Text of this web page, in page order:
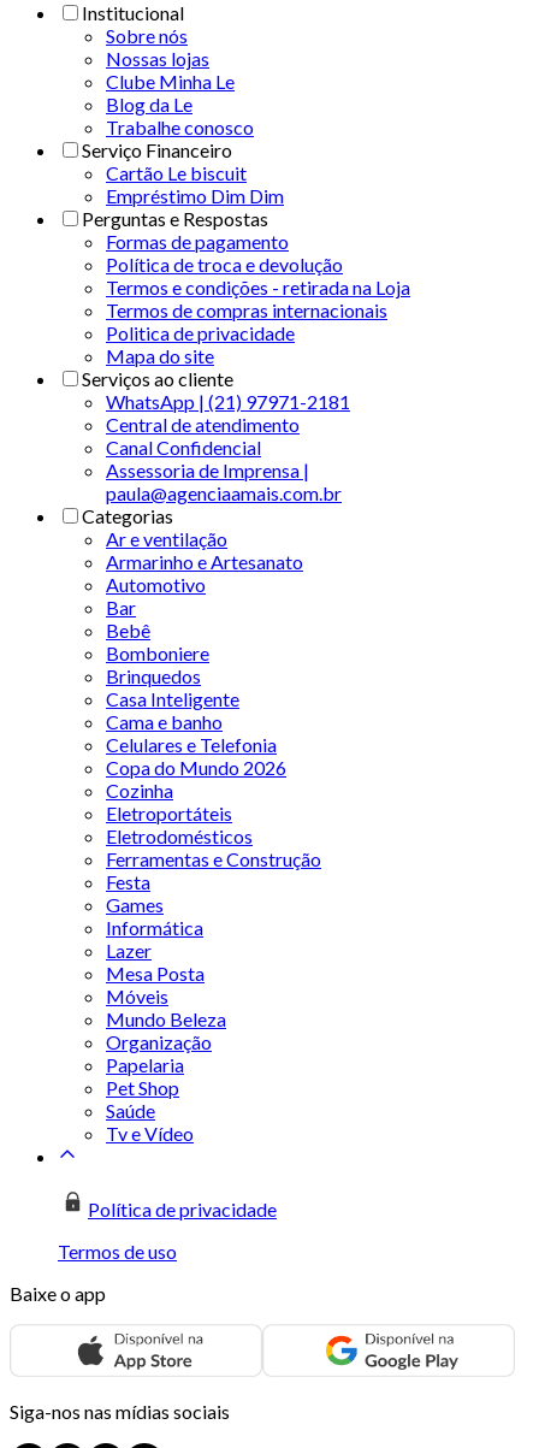
Institucional
Sobre nós
Nossas lojas
Clube Minha Le
Blog da Le
Trabalhe conosco
Serviço Financeiro
Cartão Le biscuit
Empréstimo Dim Dim
Perguntas e Respostas
Formas de pagamento
Política de troca e devolução
Termos e condições - retirada na Loja
Termos de compras internacionais
Politica de privacidade
Mapa do site
Serviços ao cliente
WhatsApp | (21) 97971-2181
Central de atendimento
Canal Confidencial
Assessoria de Imprensa |
paula@agenciaamais.com.br
Categorias
Ar e ventilação
Armarinho e Artesanato
Automotivo
Bar
Bebê
Bomboniere
Brinquedos
Casa Inteligente
Cama e banho
Celulares e Telefonia
Copa do Mundo 2026
Cozinha
Eletroportáteis
Eletrodomésticos
Ferramentas e Construção
Festa
Games
Informática
Lazer
Mesa Posta
Móveis
Mundo Beleza
Organização
Papelaria
Pet Shop
Saúde
Tv e Vídeo
Política de privacidade
Termos de uso
Baixe o app
Siga-nos nas mídias sociais